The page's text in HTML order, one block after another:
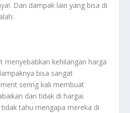
. Dan dampak lain yang bisa di
menyebabkan kehilangan harga
bisa sangat
sering kali membuat
dan tidak di hargai.
tahu mengapa mereka di